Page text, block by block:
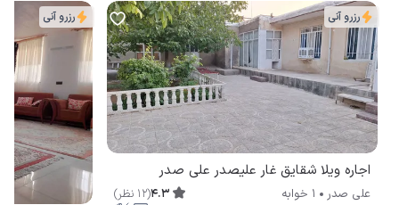
رزرو آنی
اجاره ویلا شقایق غار علیصدر علی صدر
علی صدر 1 خوابه 4.3
(
12 نظر)
رزرو آنی